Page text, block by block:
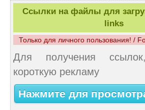
Ссылки на файлы для
links
Только для личного пользования! /
Для получения
короткую рекламу
Нажмите для